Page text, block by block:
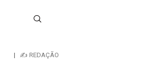
| ✍ REDAÇÃO